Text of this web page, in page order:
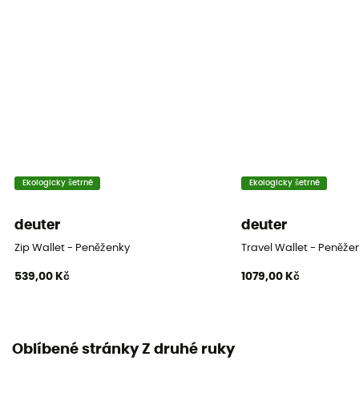
Ekologicky šetrné
deuter
Zip Wallet - Peněženky
539,00 Kč
Ekologicky šetrné
deuter
Travel Wallet -
1079,00 Kč
Oblíbené stránky Z druhé ruky